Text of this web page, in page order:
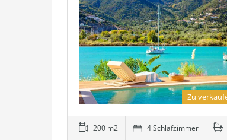
Zu
200 m2 4 Schlafzimmer